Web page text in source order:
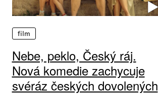
film
Nebe, peklo, Český ráj.
Nová komedie zachycuje
svéráz českých dovolených